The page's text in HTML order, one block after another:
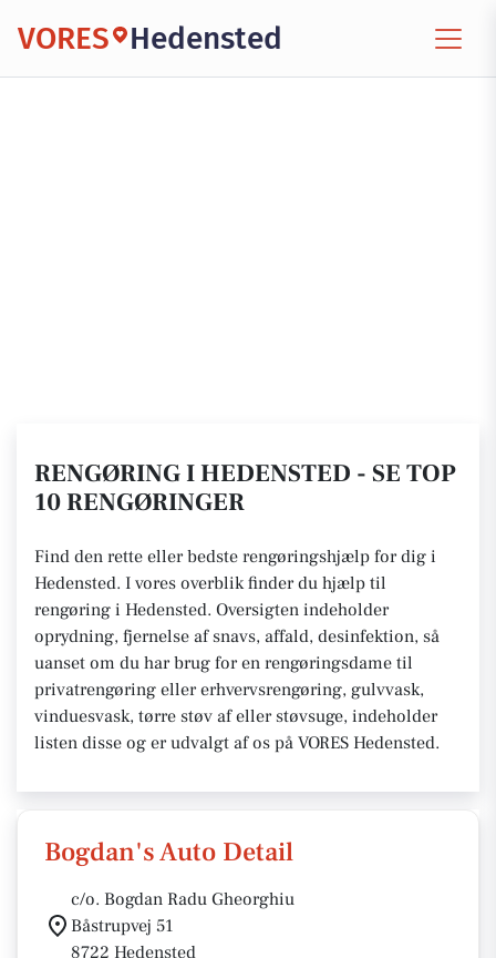
VORES Hedensted
RENGØRING I HEDENSTED - SE TOP
10 RENGØRINGER
Find den rette eller bedste rengøringshjælp for dig i
Hedensted. I vores overblik finder du hjælp til
rengøring i Hedensted. Oversigten indeholder
oprydning, fjernelse af snavs, affald, desinfektion, så
uanset om du har brug for en rengøringsdame til
privatrengøring eller erhvervsrengøring, gulvvask,
vinduesvask, tørre støv af eller støvsuge, indeholder
listen disse og er udvalgt af os på VORES Hedensted.
Bogdan's Auto Detail
c/o. Bogdan Radu Gheorghiu
Båstrupvej 51
8722 Hedensted